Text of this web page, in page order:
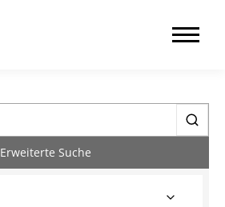
Erweiterte Suche